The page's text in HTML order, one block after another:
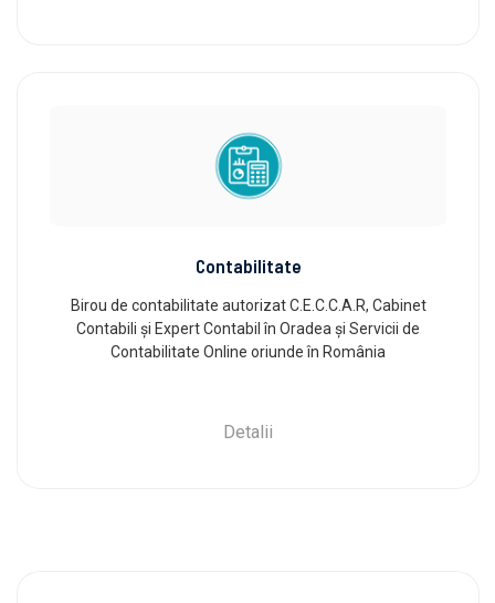
Contabilitate
Birou de contabilitate autorizat C.E.C.C.A.R, Cabinet
Contabili și Expert Contabil în Oradea și Servicii de
Contabilitate Online oriunde în România
Detalii